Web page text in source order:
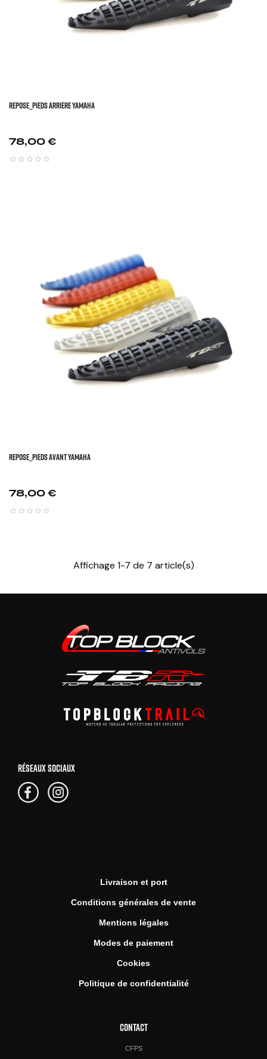
REPOSE_PIEDS ARRIERE YAMAHA
Prix
78,00 €
REPOSE_PIEDS AVANT YAMAHA
Prix
78,00 €
Affichage 1-7 de 7 article(s)
RÉSEAUX SOCIAUX
Livraison et port
Conditions générales de vente
Mentions légales
Modes de paiement
Cookies
Politique de confidentialité
CONTACT
CFPS